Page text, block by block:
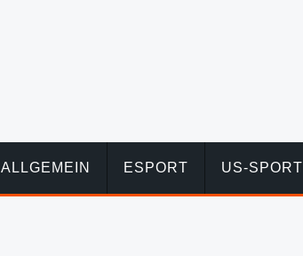
ALLGEMEIN ESPORT US-SPORT